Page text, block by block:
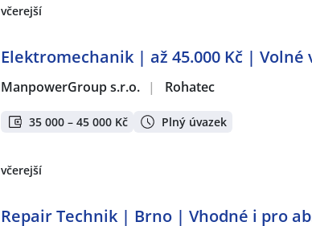
včerejší
Elektromechanik | až 45.000 Kč | Volné
ManpowerGroup s.r.o. | Rohatec
35 000 – 45 000 Kč Plný úvazek
včerejší
Repair Technik | Brno | Vhodné i pro